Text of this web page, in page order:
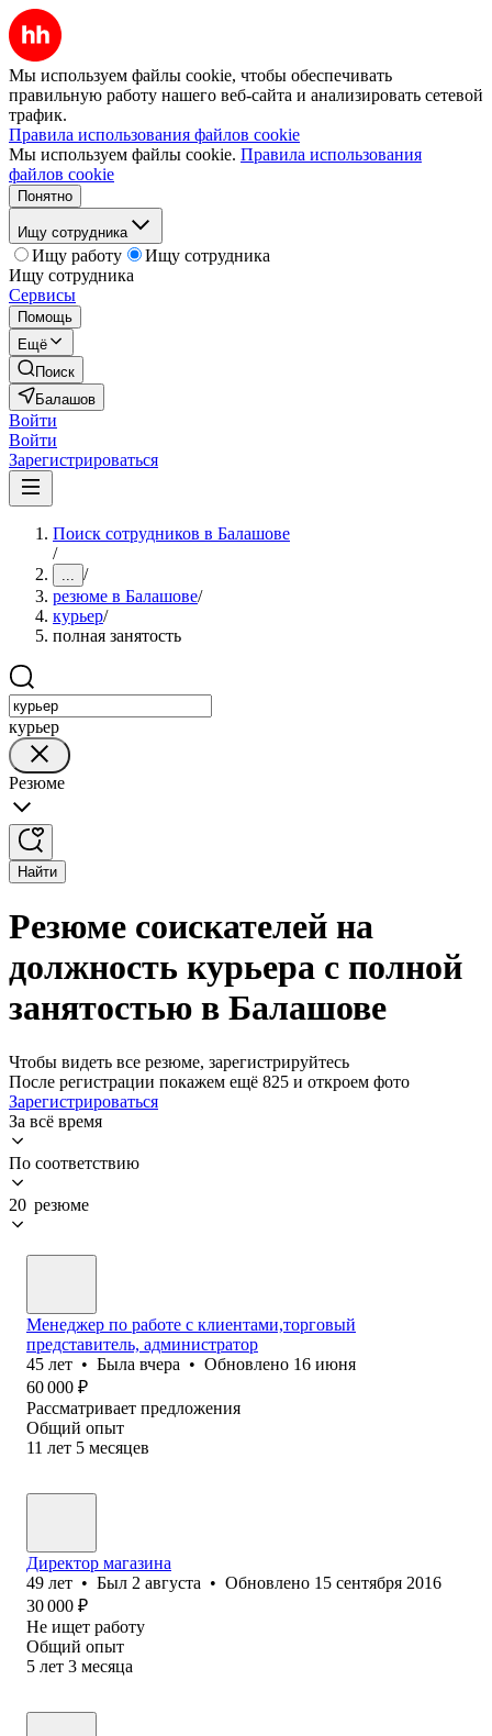
Мы используем файлы cookie, чтобы обеспечивать
правильную работу нашего веб-сайта и анализировать сетевой
трафик.
Правила использования файлов cookie
Мы используем файлы cookie. Правила использования
файлов cookie
Понятно
Ищу сотрудника
Ищу работу
Ищу сотрудника
Ищу сотрудника
Сервисы
Помощь
Ещё
Поиск
Балашов
Войти
Войти
Зарегистрироваться
Поиск сотрудников в Балашове
/
... /
резюме в Балашове/
курьер/
полная занятость
курьер
Резюме
Найти
Резюме соискателей на
должность курьера с полной
занятостью в Балашове
Чтобы видеть все резюме, зарегистрируйтесь
После регистрации покажем ещё 825 и откроем фото
Зарегистрироваться
За всё время
По соответствию
20 резюме
Менеджер по работе с клиентами,торговый
представитель, администратор
45 лет • Была вчера • Обновлено 16 июня
60 000 ₽
Рассматривает предложения
Общий опыт
11 лет 5 месяцев
Директор магазина
49 лет • Был 2 августа • Обновлено 15 сентября 2016
30 000 ₽
Не ищет работу
Общий опыт
5 лет 3 месяца